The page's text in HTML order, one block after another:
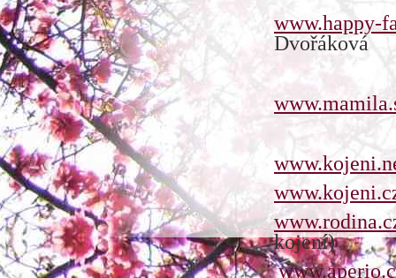
www.happy-
Dvořáková
kojení)